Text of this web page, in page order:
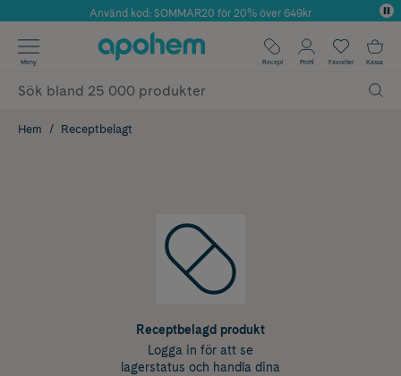
Årets Butik 2025 inom Skönhet
Använd kod: SOMMAR20 för 20% över 649kr
✓ Fri frakt
✓ Poäng på alla köp*
Meny Recept Profil Favoriter Kassa
Hem Receptbelagt
Receptbelagd produkt
Logga in för att se
lagerstatus och handla dina